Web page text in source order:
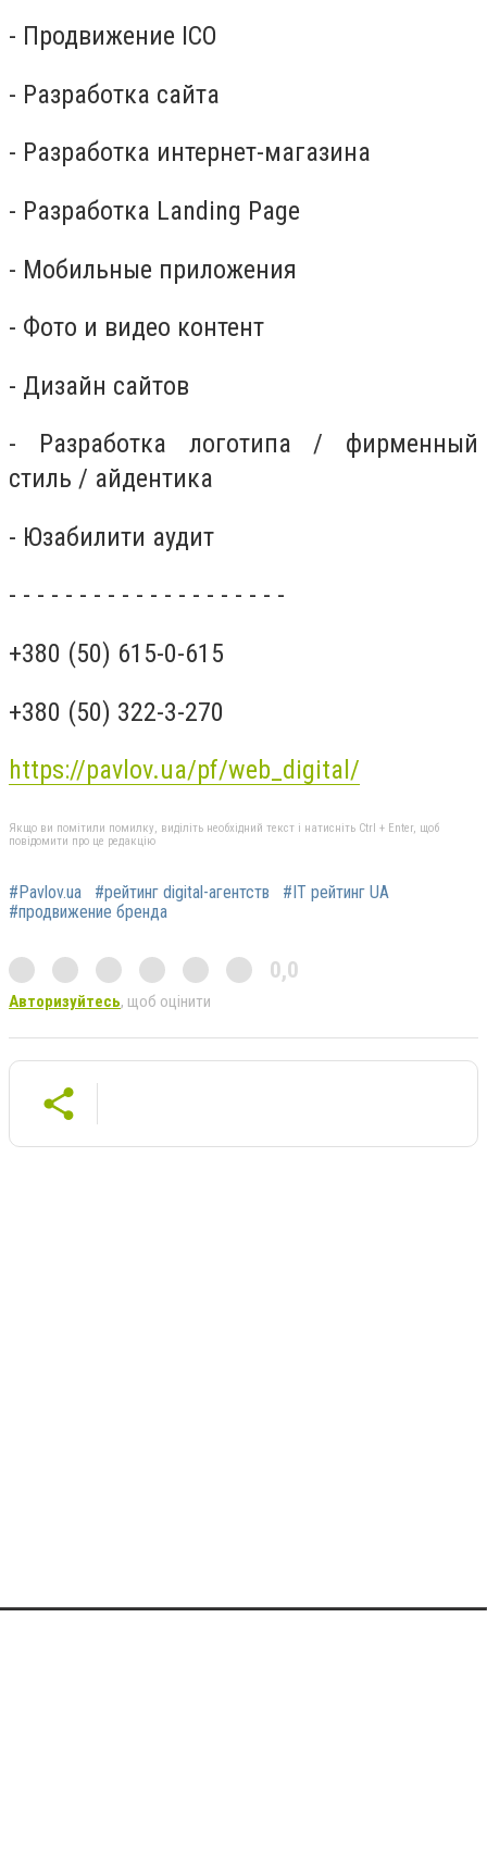
- Продвижение ICO
- Разработка сайта
- Разработка интернет-магазина
- Разработка Landing Page
- Мобильные приложения
- Фото и видео контент
- Дизайн сайтов
- Разработка логотипа / фирменный
стиль / айдентика
- Юзабилити аудит
- - - - - - - - - - - - - - - - - - - -
+380 (50) 615-0-615
+380 (50) 322-3-270
https://pavlov.ua/pf/web_digital/
Якщо ви помітили помилку, виділіть необхідний текст і натисніть Ctrl + Enter, щоб
повідомити про це редакцію
#Pavlov.ua #рейтинг digital-агентств
#IT рейтинг UA
#продвижение бренда
0,0
Авторизуйтесь, щоб оцінити